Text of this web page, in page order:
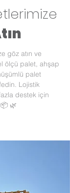
göz atın ve
ölçü palet, ahşap
palet
Lojistik
destek için
🌿